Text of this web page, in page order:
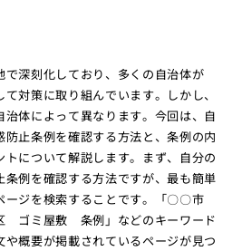
で深刻化しており、多くの自治体が
て対策に取り組んでいます。しかし、
体によって異なります。今回は、自
止条例を確認する方法と、条例の内
について解説します。まず、自分の
例を確認する方法ですが、最も簡単
ージを検索することです。「〇〇市
ゴミ屋敷 条例」などのキーワード
概要が掲載されているページが見つ